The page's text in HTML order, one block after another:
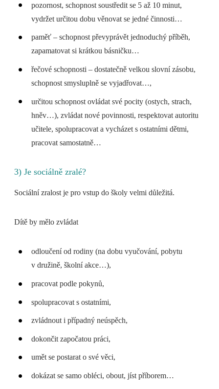
pozornost, schopnost soustředit se 5 až 10 minut,
vydržet určitou dobu věnovat se jedné činnosti…
paměť – schopnost převyprávět jednoduchý příběh,
zapamatovat si krátkou básničku…
řečové schopnosti – dostatečně velkou slovní zásobu,
schopnost smysluplně se vyjadřovat…,
určitou schopnost ovládat své pocity (ostych, strach,
hněv…), zvládat nové povinnosti, respektovat autoritu
učitele, spolupracovat a vycházet s ostatními dětmi,
pracovat samostatně…
3) Je sociálně zralé?
Sociální zralost je pro vstup do školy velmi důležitá.
Dítě by mělo zvládat
odloučení od rodiny (na dobu vyučování, pobytu
v družině, školní akce…),
pracovat podle pokynů,
spolupracovat s ostatními,
zvládnout i případný neúspěch,
dokončit započatou práci,
umět se postarat o své věci,
dokázat se samo obléci, obout, jíst příborem…